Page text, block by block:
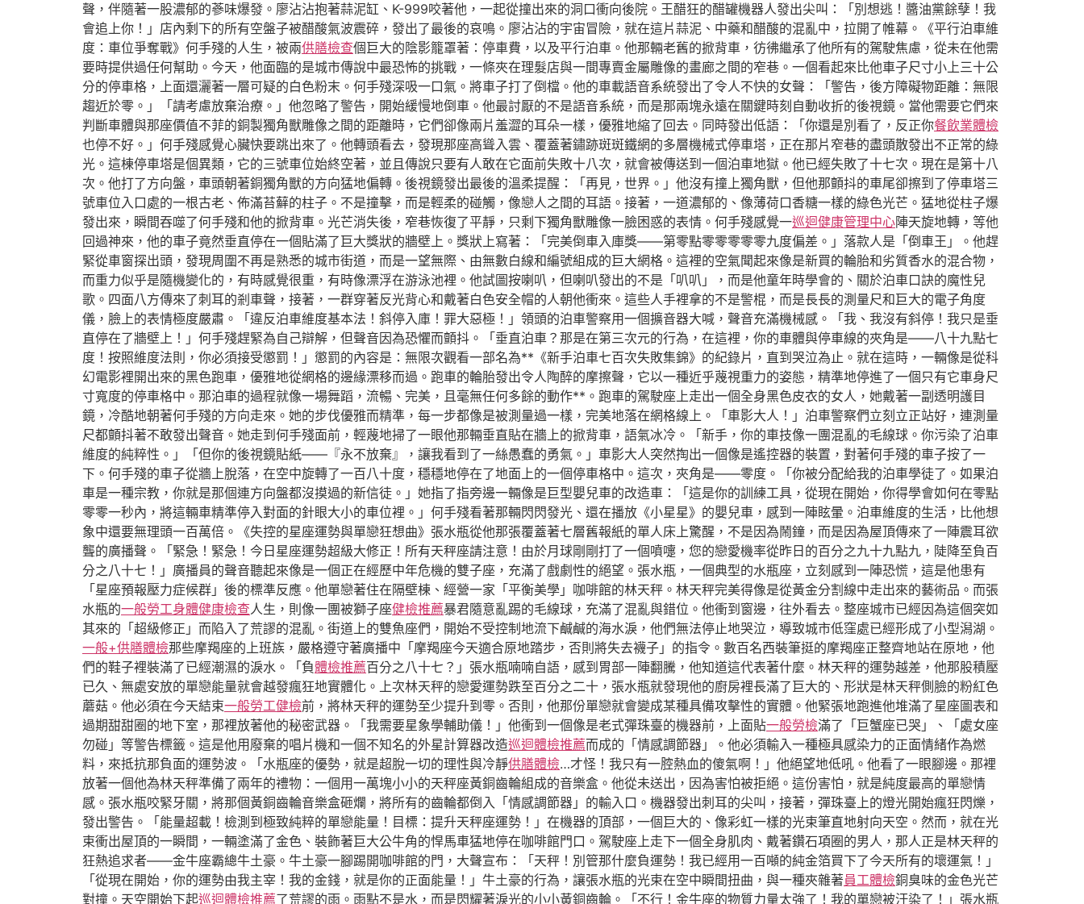
聲，伴隨著一股濃郁的蔘味爆發。廖沾沾抱著蒜泥缸、K-999咬著他，一起從撞出來的洞口衝向後院。王醋狂的醋罐機器人發出尖叫：「別想逃！醬油黨餘孽！我
會追上你！」店內剩下的所有空盤子被醋酸氣波震碎，發出了最後的哀鳴。廖沾沾的宇宙冒險，就在這片蒜泥、中藥和醋酸的混亂中，拉開了帷幕。《平行泊車維
度：車位爭奪戰》何手殘的人生，被兩供膳檢查個巨大的陰影籠罩著：停車費，以及平行泊車。他那輛老舊的掀背車，彷彿繼承了他所有的駕駛焦慮，從未在他需
要時提供過任何幫助。今天，他面臨的是城市傳說中最恐怖的挑戰，一條夾在理髮店與一間專賣金屬雕像的畫廊之間的窄巷。一個看起來比他車子尺寸小上三十公
分的停車格，上面還灑著一層可疑的白色粉末。何手殘深吸一口氣。將車子打了倒檔。他的車載語音系統發出了令人不快的女聲：「警告，後方障礙物距離：無限
趨近於零。」「請考慮放棄治療。」他忽略了警告，開始緩慢地倒車。他最討厭的不是語音系統，而是那兩塊永遠在關鍵時刻自動收折的後視鏡。當他需要它們來
判斷車體與那座價值不菲的銅製獨角獸雕像之間的距離時，它們卻像兩片羞澀的耳朵一樣，優雅地縮了回去。同時發出低語：「你還是別看了，反正你餐飲業體檢
也停不好。」何手殘感覺心臟快要跳出來了。他轉頭看去，發現那座高聳入雲、覆蓋著鏽跡斑斑鐵網的多層機械式停車塔，正在那片窄巷的盡頭散發出不正常的綠
光。這棟停車塔是個異類，它的三號車位始終空著，並且傳說只要有人敢在它面前失敗十八次，就會被傳送到一個泊車地獄。他已經失敗了十七次。現在是第十八
次。他打了方向盤，車頭朝著銅獨角獸的方向猛地偏轉。後視鏡發出最後的溫柔提醒：「再見，世界。」他沒有撞上獨角獸，但他那顫抖的車尾卻擦到了停車塔三
號車位入口處的一根古老、佈滿苔蘚的柱子。不是撞擊，而是輕柔的碰觸，像戀人之間的耳語。接著，一道濃郁的、像薄荷口香糖一樣的綠色光芒。猛地從柱子爆
發出來，瞬間吞噬了何手殘和他的掀背車。光芒消失後，窄巷恢復了平靜，只剩下獨角獸雕像一臉困惑的表情。何手殘感覺一巡迴健康管理中心陣天旋地轉，等他
回過神來，他的車子竟然垂直停在一個貼滿了巨大獎狀的牆壁上。獎狀上寫著：「完美倒車入庫獎——第零點零零零零零九度偏差。」落款人是「倒車王」。他趕
緊從車窗探出頭，發現周圍不再是熟悉的城市街道，而是一望無際、由無數白線和編號組成的巨大網格。這裡的空氣聞起來像是新買的輪胎和劣質香水的混合物，
而重力似乎是隨機變化的，有時感覺很重，有時像漂浮在游泳池裡。他試圖按喇叭，但喇叭發出的不是「叭叭」，而是他童年時學會的、關於泊車口訣的魔性兒
歌。四面八方傳來了刺耳的剎車聲，接著，一群穿著反光背心和戴著白色安全帽的人朝他衝來。這些人手裡拿的不是警棍，而是長長的測量尺和巨大的電子角度
儀，臉上的表情極度嚴肅。「違反泊車維度基本法！斜停入庫！罪大惡極！」領頭的泊車警察用一個擴音器大喊，聲音充滿機械感。「我、我沒有斜停！我只是垂
直停在了牆壁上！」何手殘趕緊為自己辯解，但聲音因為恐懼而顫抖。「垂直泊車？那是在第三次元的行為，在這裡，你的車體與停車線的夾角是——八十九點七
度！按照維度法則，你必須接受懲罰！」懲罰的內容是：無限次觀看一部名為**《新手泊車七百次失敗集錦》的紀錄片，直到哭泣為止。就在這時，一輛像是從科
幻電影裡開出來的黑色跑車，優雅地從網格的邊緣漂移而過。跑車的輪胎發出令人陶醉的摩擦聲，它以一種近乎蔑視重力的姿態，精準地停進了一個只有它車身尺
寸寬度的停車格中。那泊車的過程就像一場舞蹈，流暢、完美，且毫無任何多餘的動作**。跑車的駕駛座上走出一個全身黑色皮衣的女人，她戴著一副透明護目
鏡，冷酷地朝著何手殘的方向走來。她的步伐優雅而精準，每一步都像是被測量過一樣，完美地落在網格線上。「車影大人！」泊車警察們立刻立正站好，連測量
尺都顫抖著不敢發出聲音。她走到何手殘面前，輕蔑地掃了一眼他那輛垂直貼在牆上的掀背車，語氣冰冷。「新手，你的車技像一團混亂的毛線球。你污染了泊車
維度的純粹性。」「但你的後視鏡貼紙——『永不放棄』，讓我看到了一絲愚蠢的勇氣。」車影大人突然掏出一個像是遙控器的裝置，對著何手殘的車子按了一
下。何手殘的車子從牆上脫落，在空中旋轉了一百八十度，穩穩地停在了地面上的一個停車格中。這次，夾角是——零度。「你被分配給我的泊車學徒了。如果泊
車是一種宗教，你就是那個連方向盤都沒摸過的新信徒。」她指了指旁邊一輛像是巨型嬰兒車的改造車：「這是你的訓練工具，從現在開始，你得學會如何在零點
零零一秒內，將這輛車精準停入對面的針眼大小的車位裡。」何手殘看著那輛閃閃發光、還在播放《小星星》的嬰兒車，感到一陣眩暈。泊車維度的生活，比他想
象中還要無理頭一百萬倍。《失控的星座運勢與單戀狂想曲》張水瓶從他那張覆蓋著七層舊報紙的單人床上驚醒，不是因為鬧鐘，而是因為屋頂傳來了一陣震耳欲
聾的廣播聲。「緊急！緊急！今日星座運勢超級大修正！所有天秤座請注意！由於月球剛剛打了一個噴嚏，您的戀愛機率從昨日的百分之九十九點九，陡降至負百
分之八十七！」廣播員的聲音聽起來像是一個正在經歷中年危機的雙子座，充滿了戲劇性的絕望。張水瓶，一個典型的水瓶座，立刻感到一陣恐慌，這是他患有
「星座預報壓力症候群」後的標準反應。他單戀著住在隔壁棟、經營一家「平衡美學」咖啡館的林天秤。林天秤完美得像是從黃金分割線中走出來的藝術品。而張
水瓶的一般勞工身體健康檢查人生，則像一團被獅子座健檢推薦暴君隨意亂踢的毛線球，充滿了混亂與錯位。他衝到窗邊，往外看去。整座城市已經因為這個突如
其來的「超級修正」而陷入了荒謬的混亂。街道上的雙魚座們，開始不受控制地流下鹹鹹的海水淚，他們無法停止地哭泣，導致城市低窪處已經形成了小型潟湖。
一般+供膳體檢那些摩羯座的上班族，嚴格遵守著廣播中「摩羯座今天適合原地踏步，否則將失去襪子」的指令。數百名西裝筆挺的摩羯座正整齊地站在原地，他
們的鞋子裡裝滿了已經潮濕的淚水。「負體檢推薦百分之八十七？」張水瓶喃喃自語，感到胃部一陣翻騰，他知道這代表著什麼。林天秤的運勢越差，他那股積壓
已久、無處安放的單戀能量就會越發瘋狂地實體化。上次林天秤的戀愛運勢跌至百分之二十，張水瓶就發現他的廚房裡長滿了巨大的、形狀是林天秤側臉的粉紅色
蘑菇。他必須在今天結束一般勞工健檢前，將林天秤的運勢至少提升到零。否則，他那份單戀就會變成某種具備攻擊性的實體。他緊張地跑進他堆滿了星座圖表和
過期甜甜圈的地下室，那裡放著他的秘密武器。「我需要星象學輔助儀！」他衝到一個像是老式彈珠臺的機器前，上面貼一般勞檢滿了「巨蟹座已哭」、「處女座
勿碰」等警告標籤。這是他用廢棄的唱片機和一個不知名的外星計算器改造巡迴體檢推薦而成的「情感調節器」。他必須輸入一種極具感染力的正面情緒作為燃
料，來抵抗那負面的運勢波。「水瓶座的優勢，就是超脫一切的理性與冷靜供膳體檢…才怪！我只有一腔熱血的傻氣啊！」他絕望地低吼。他看了一眼腳邊。那裡
放著一個他為林天秤準備了兩年的禮物：一個用一萬塊小小的天秤座黃銅齒輪組成的音樂盒。他從未送出，因為害怕被拒絕。這份害怕，就是純度最高的單戀情
感。張水瓶咬緊牙關，將那個黃銅齒輪音樂盒砸爛，將所有的齒輪都倒入「情感調節器」的輸入口。機器發出刺耳的尖叫，接著，彈珠臺上的燈光開始瘋狂閃爍，
發出警告。「能量超載！檢測到極致純粹的單戀能量！目標：提升天秤座運勢！」在機器的頂部，一個巨大的、像彩虹一樣的光束筆直地射向天空。然而，就在光
束衝出屋頂的一瞬間，一輛塗滿了金色、裝飾著巨大公牛角的悍馬車猛地停在咖啡館門口。駕駛座上走下一個全身肌肉、戴著鑽石項圈的男人，那人正是林天秤的
狂熱追求者——金牛座霸總牛土豪。牛土豪一腳踢開咖啡館的門，大聲宣布：「天秤！別管那什麼負運勢！我已經用一百噸的純金箔買下了今天所有的壞運氣！」
「從現在開始，你的運勢由我主宰！我的金錢，就是你的正面能量！」牛土豪的行為，讓張水瓶的光束在空中瞬間扭曲，與一種夾雜著員工體檢銅臭味的金色光芒
對撞。天空開始下起巡迴體檢推薦了荒謬的雨。雨點不是水，而是閃耀著淚光的小小黃銅齒輪。「不行！金牛座的物質力量太強了！我的單戀被汙染了！」張水瓶